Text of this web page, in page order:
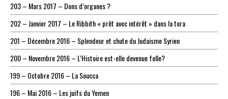
203 – Mars 2017 – Dons d’organes ?
202 – Janvier 2017 – Le Ribbith « prêt avec intérêt » dans la tora
201 – Décembre 2016 – Splendeur et chute du Judaisme Syrien
200 – Novembre 2016 – L’Histoire est-elle devenue folle?
199 – Octobre 2016 – La Soucca
196 – Mai 2016 – Les juifs du Yemen